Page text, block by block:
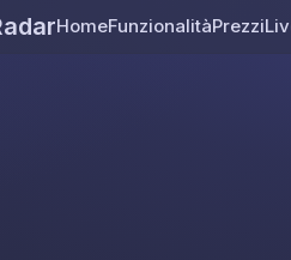
HomeFunzionalitàPrezzi